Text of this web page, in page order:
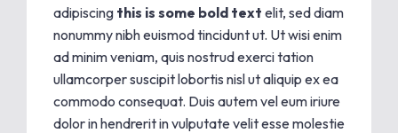
adipiscing this is some bold text elit, sed diam
nonummy nibh euismod tincidunt ut. Ut wisi enim
ad minim veniam, quis nostrud exerci tation
ullamcorper suscipit lobortis nisl ut aliquip ex ea
commodo consequat. Duis autem vel eum iriure
dolor in hendrerit in vulputate velit esse molestie